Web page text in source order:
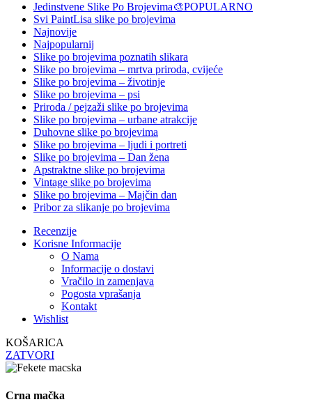
Jedinstvene Slike Po Brojevima🎨POPULARNO
Svi PaintLisa slike po brojevima
Najnovije
Najpopularnij
Slike po brojevima poznatih slikara
Slike po brojevima – mrtva priroda, cvijeće
Slike po brojevima – životinje
Slike po brojevima – psi
Priroda / pejzaži slike po brojevima
Slike po brojevima – urbane atrakcije
Duhovne slike po brojevima
Slike po brojevima – ljudi i portreti
Slike po brojevima – Dan žena
Apstraktne slike po brojevima
Vintage slike po brojevima
Slike po brojevima – Majčin dan
Pribor za slikanje po brojevima
Recenzije
Korisne Informacije
O Nama
Informacije o dostavi
Vračilo in zamenjava
Pogosta vprašanja
Kontakt
Wishlist
KOŠARICA
ZATVORI
Crna mačka